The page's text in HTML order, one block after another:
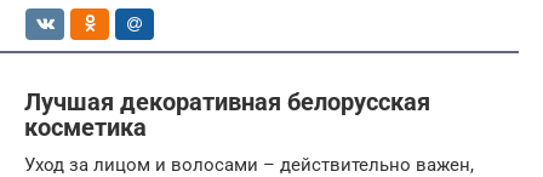
Лучшая декоративная белорусская
косметика
Уход за лицом и волосами – действительно важен,